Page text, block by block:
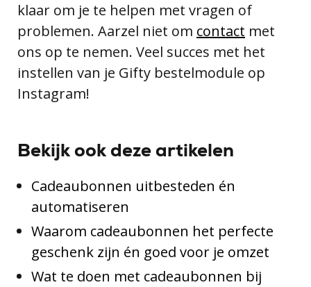
klaar om je te helpen met vragen of
problemen. Aarzel niet om contact met
ons op te nemen. Veel succes met het
instellen van je Gifty bestelmodule op
Instagram!
Bekijk ook deze artikelen
Cadeaubonnen uitbesteden én
automatiseren
Waarom cadeaubonnen het perfecte
geschenk zijn én goed voor je omzet
Wat te doen met cadeaubonnen bij